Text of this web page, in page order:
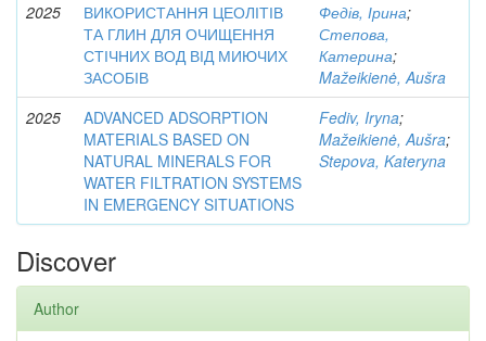
2025
ВИКОРИСТАННЯ ЦЕОЛІТІВ
ТА ГЛИН ДЛЯ ОЧИЩЕННЯ
СТІЧНИХ ВОД ВІД МИЮЧИХ
ЗАСОБІВ
Федів, Ірина;
Степова,
Катерина;
Mažeikienė, Aušra
2025
ADVANCED ADSORPTION
MATERIALS BASED ON
NATURAL MINERALS FOR
WATER FILTRATION SYSTEMS
IN EMERGENCY SITUATIONS
Fediv, Iryna;
Mažeikienė, Aušra;
Stepova, Kateryna
Discover
Author